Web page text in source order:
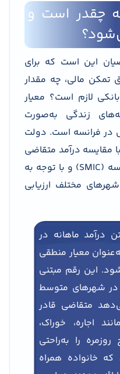
چقدر است و
این است که برای
تمکن مالی، چه مقدار
لازم است؟ معیار
زندگی به‌صورت
در فرانسه است. دولت
مقایسه درآمد متقاضی
با حداقل دستمزد قانونی فرانسه (SMIC) و با توجه به
مختلف ارزیابی
درآمد ماهانه در
۱۸۰۰ یورو به‌عنوان معیار منطقی
این رقم مبتنی
در شهرهای متوسط
متقاضی قادر
اجاره، خوراک،
را به‌راحتی
خانواده همراه